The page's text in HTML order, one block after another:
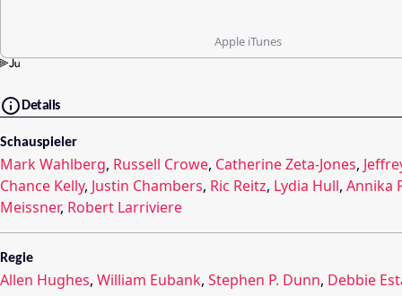
Apple iTunes
Details
Schauspieler
Mark Wahlberg, Russell Crowe, Catherine Zeta-Jones,
Chance Kelly, Justin Chambers, Ric Reitz, Lydia Hull, Annika
Meissner, Robert Larriviere
Regie
Allen Hughes, William Eubank, Stephen P. Dunn, Debbie